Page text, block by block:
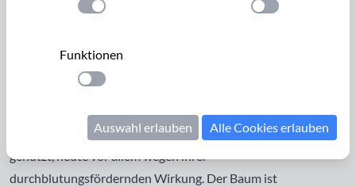
und stammt aus Ostasien, wo er als Tempelbaum kultiviert
wird. Seit 1730 wird er im Westen als Zierbaum gepflanzt.
Die Blätter und Samen werden traditionell als Medizin
genutzt, heute vor allem wegen ihrer
durchblutungsfördernden Wirkung. Der Baum ist
Einstellung anwenden
Einstellung
Funktionen
Einstellung anwenden
Auswahl erlauben Alle Cookies erlauben